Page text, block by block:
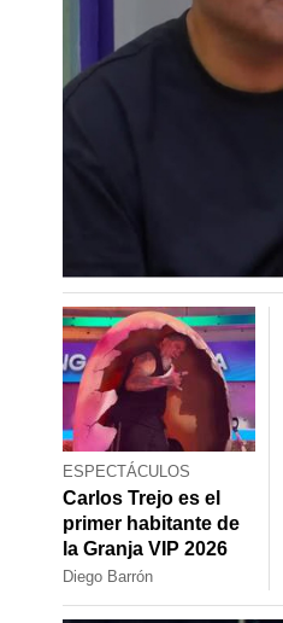
ESPECTÁCULOS
Carlos Trejo es el
primer habitante de
la Granja VIP 2026
Diego Barrón